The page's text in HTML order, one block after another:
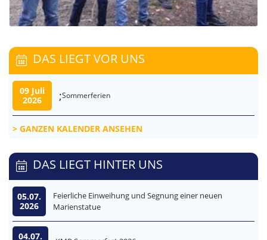
DAS LIEGT VOR UNS
09 Juli
2026
;Sommerferien
GANZEN KALENDER ANSEHEN
DAS LIEGT HINTER UNS
05.07.
2026
Feierliche Einweihung und Segnung einer neuen
Marienstatue
04.07.